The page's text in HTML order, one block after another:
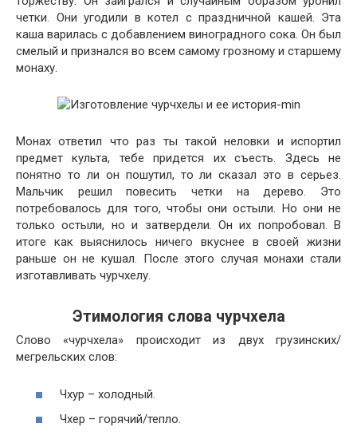
четки. Они угодили в котел с праздничной кашей. Эта
каша варилась с добавлением виноградного сока. Он был
смелый и признался во всем самому грозному и старшему
монаху.
Монах ответил что раз ты такой неловки и испортил
предмет культа, тебе придется их съесть. Здесь не
понятно то ли он пошутил, то ли сказал это в серьез.
Мальчик решил повесить четки на дерево. Это
потребовалось для того, чтобы они остыли. Но они не
только остыли, но и затвердели. Он их попробовал. В
итоге как выяснилось ничего вкуснее в своей жизни
раньше он не кушал. После этого случая монахи стали
изготавливать чурчхелу.
Этимология слова чурчхела
Слово «чурчхела» происходит из двух грузинских/
мегрельских слов:
Чхур – холодный.
Чхер – горячий/тепло.